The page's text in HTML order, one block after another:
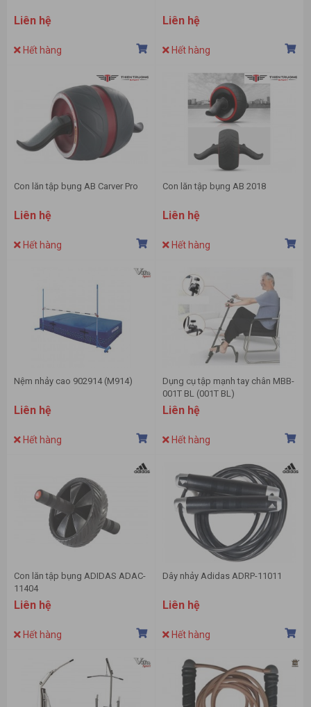
Liên hệ
Hết hàng
Liên hệ
Hết hàng
Con lăn tập bụng AB Carver Pro
Liên hệ
Hết hàng
Con lăn tập bụng AB 2018
Liên hệ
Hết hàng
Nệm nhảy cao 902914 (M914)
Liên hệ
Hết hàng
Dụng cụ tập mạnh tay chân MBB-
001T BL (001T BL)
Liên hệ
Hết hàng
Con lăn tập bụng ADIDAS ADAC-
11404
Liên hệ
Hết hàng
Dây nhảy Adidas ADRP-11011
Liên hệ
Hết hàng